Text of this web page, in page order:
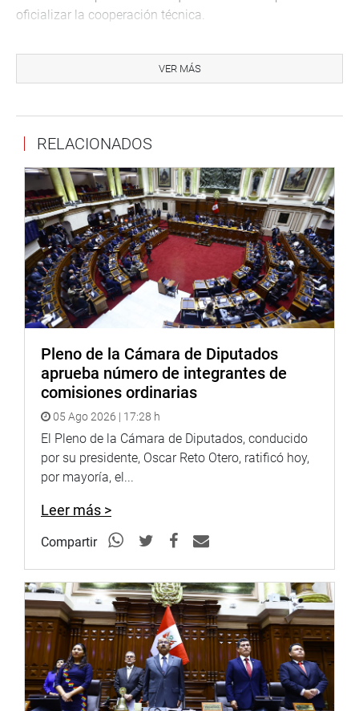
oficializar la cooperación técnica.
habilita la realización de un encuentro que fortalecerá las
capacidades científicas y operativas destinadas al
OFICINA DE COMUNICACIONES E IMAGEN
INSTITUCIONAL
VER MÁS
RELACIONADOS
Pleno de la Cámara de Diputados
aprueba número de integrantes de
comisiones ordinarias
05 Ago 2026 | 17:28 h
El Pleno de la Cámara de Diputados, conducido
por su presidente, Oscar Reto Otero, ratificó hoy,
por mayoría, el...
Leer más >
Compartir